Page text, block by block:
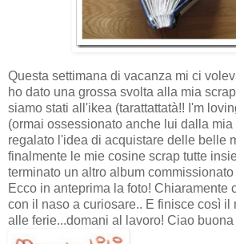
Questa settimana di vacanza mi ci
ho dato una grossa svolta alla mia
siamo stati all'ikea (tarattattatà!! I'm
(ormai ossessionato anche lui dalla
regalato l'idea di acquistare delle belle
finalmente le mie cosine scrap tutte
terminato un altro album
Ecco in anteprima la foto! Chiaramente
con il naso a curiosare.. E finisce così il
alle ferie...domani al lavoro! Ciao